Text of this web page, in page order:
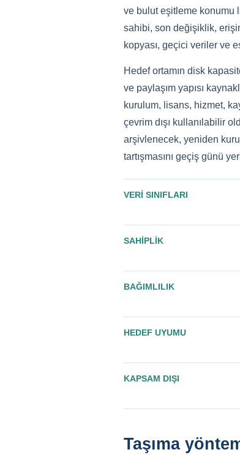
ve bulut eşitleme konumu
sahibi, son değişiklik,
kopyası, geçici veriler ve
Hedef ortamın disk
ve paylaşım yapısı
kurulum, lisans, hizmet,
çevrim dışı kullanılabilir
arşivlenecek, yeniden
tartışmasını geçiş günü
VERI SINIFLARI
SAHIPLIK
BAĞIMLILIK
HEDEF UYUMU
KAPSAM DIŞI
Taşıma